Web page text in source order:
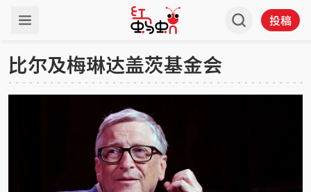
投稿
比尔及梅琳达盖茨基金会